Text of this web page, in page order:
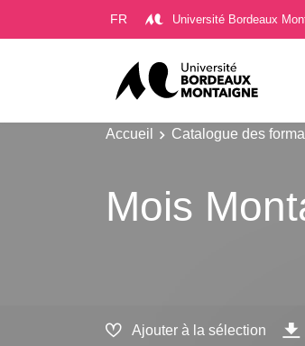
FR Université Bordeaux
Accueil Catalogue des
Mois
Ajouter à la sélection